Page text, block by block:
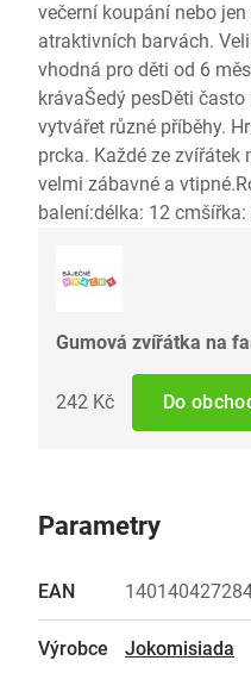
večerní koupání nebo
atraktivních barvách.
vhodná pro děti od 6
krávaŠedý pesDěti
vytvářet různé příběhy.
prcka. Každé ze zvířátek
velmi zábavné a
balení:délka: 12
Gumová zvířátka na
242 Kč Do
Parametry
EAN
Výrobce Jokomisiada